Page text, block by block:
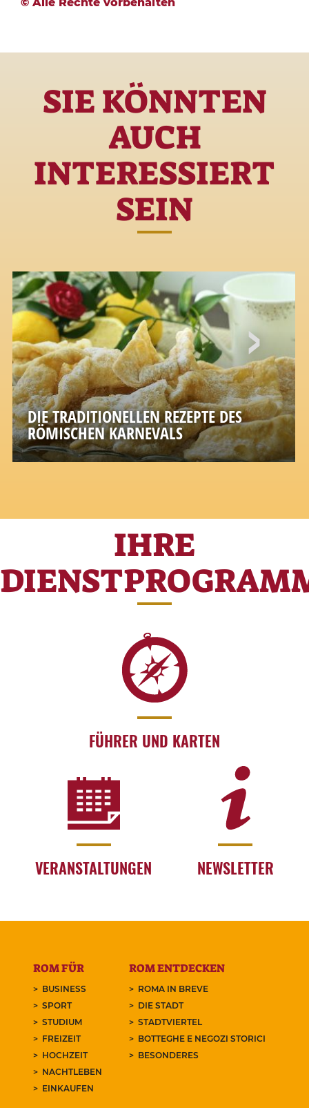
© Alle Rechte vorbehalten
SIE KÖNNTEN
AUCH
INTERESSIERT
SEIN
DIE TRADITIONELLEN REZEPTE DES
RÖMISCHEN KARNEVALS
A sweet symbol of the most playful feast of
IHRE
FÜHRER UND KARTEN
VERANSTALTUNGEN NEWSLETTER
ROM FÜR
BUSINESS
SPORT
STUDIUM
FREIZEIT
HOCHZEIT
NACHTLEBEN
EINKAUFEN
ROM ENTDECKEN
ROMA IN BREVE
DIE STADT
STADTVIERTEL
BOTTEGHE E NEGOZI STORICI
BESONDERES